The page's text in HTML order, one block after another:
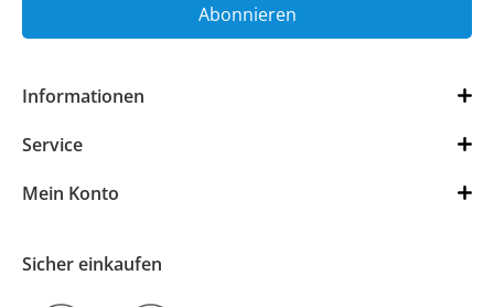
Abonnieren
Informationen
Service
Mein Konto
Sicher einkaufen